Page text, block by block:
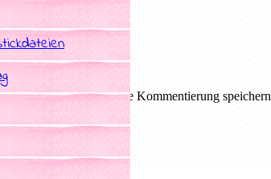
Browser für die nächste Kommentierung